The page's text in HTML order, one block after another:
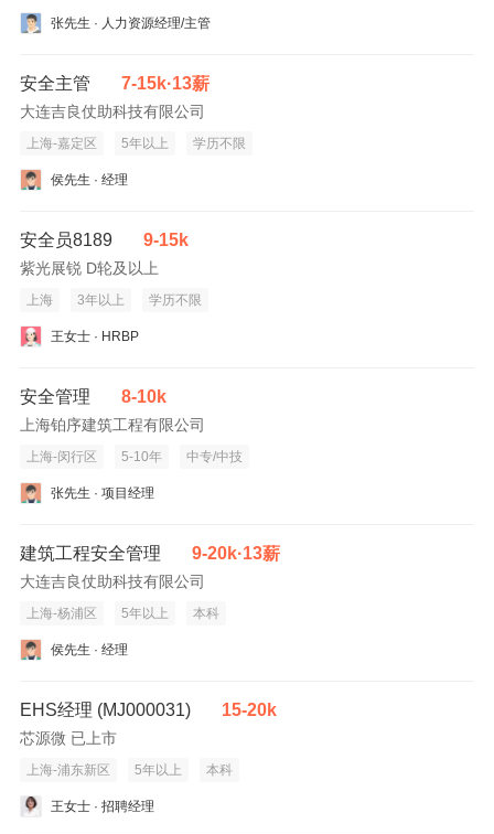
张先生 · 人力资源经理/主管
安全主管 7-15k·13薪
大连吉良仗助科技有限公司
上海-嘉定区 5年以上 学历不限
侯先生 · 经理
安全员8189 9-15k
紫光展锐 D轮及以上
上海 3年以上 学历不限
王女士 · HRBP
安全管理 8-10k
上海铂序建筑工程有限公司
上海-闵行区 5-10年 中专/中技
张先生 · 项目经理
建筑工程安全管理 9-20k·13薪
大连吉良仗助科技有限公司
上海-杨浦区 5年以上 本科
侯先生 · 经理
EHS经理 (MJ000031) 15-20k
芯源微 已上市
上海-浦东新区 5年以上 本科
王女士 · 招聘经理